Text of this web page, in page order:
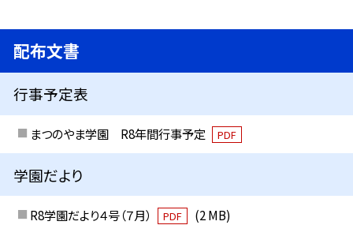
配布文書
行事予定表
まつのやま学園 R8年間行事予定 PDF
学園だより
R8学園だより４号（７月） PDF
(2 MB)